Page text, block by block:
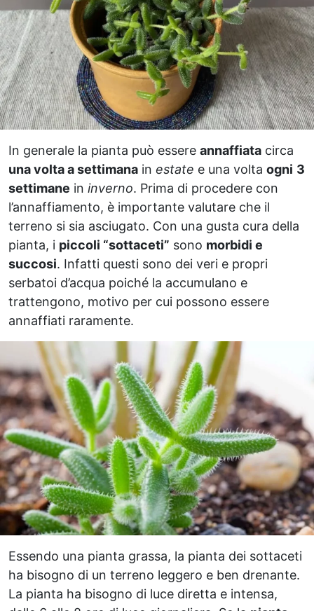
In generale la pianta può essere annaffiata circa
una volta a settimana in estate e una volta ogni 3
settimane in inverno. Prima di procedere con
l’annaffiamento, è importante valutare che il
terreno si sia asciugato. Con una gusta cura della
pianta, i piccoli “sottaceti” sono morbidi e
succosi. Infatti questi sono dei veri e propri
serbatoi d’acqua poiché la accumulano e
trattengono, motivo per cui possono essere
annaffiati raramente.
Essendo una pianta grassa, la pianta dei sottaceti
ha bisogno di un terreno leggero e ben drenante.
La pianta ha bisogno di luce diretta e intensa,